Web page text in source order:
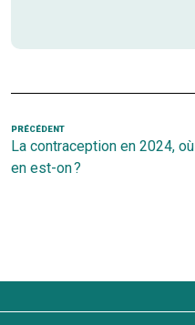
Navigation
de
l’article
Article
précédent
PRÉCÉDENT
La contraception en 2024, où
en est-on ?